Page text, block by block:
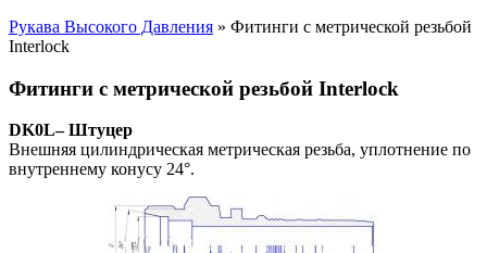
Рукава Высокого Давления » Фитинги с метрической резьбой
Interlock
Фитинги с метрической резьбой Interlock
DK0L– Штуцер
Внешняя цилиндрическая метрическая резьба, уплотнение по
внутреннему конусу 24°.